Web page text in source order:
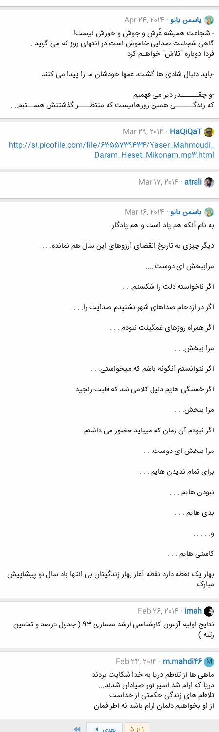
یاسمن بانو Apr 24, 2014
- شجاعت همیشه غُرش و جوش و خورش نیست!
گاهی شجاعت صدایی خاموش است در انتهای روز که می گوید :
فردا دوباره "تلاش" خواهـم کرد
-باید دنبال شادی ها گشت، غمها خودشان ما را پیدا می کنند
-و چقــــــدر دیر می فهمیم
که زندگــــــی همین روزهاییست که منتظــــر گذشتنش هســتیم.. .
HaQiQaT
Mar 29, 2014
http://s1.picofile.com/file/6355739434/Yaser_Mahmoudi_
Daram_Heset_Mikonam.mp3.html
atrali
Mar 17, 2014
یاسمن بانو Mar 16, 2014
به نام آنکه هم یاد است و هم یادگار
ﺩﯾﮕﺮ ﭼﯿﺰﯼ ﺑﻪ ﺗﺎﺭﯾﺦ ﺍﻧﻘﻀﺎﯼ ﺁﺭﺯﻭﻫﺎﯼ ﺍﯾﻦ ﺳﺎﻝ ﻫﻢ ﻧﻤﺎﻧﺪﻩ. . .
ﻣﺮﺍببخش ای دوست ....
ﺍﮔﺮ ﻧﺎﺧﻮﺍﺳﺘﻪ ﺩﻟﺖ ﺭﺍ ﺷﮑﺴﺘﻢ. . .
ﺍﮔﺮ ﺩﺭ ﺍﺯﺩﺣﺎﻡ ﺻﺪﺍﻫﺎﯼ ﺷﻬﺮ ﻧﺸﻨﯿﺪﻡ ﺻﺪﺍﯾﺖ ﺭﺍ. . .
ﺍﮔﺮ ﻫﻤﺮﺍﻩ ﺭﻭﺯﻫﺎﯼ ﻏﻤﮕﯿﻨﺖ ﻧﺒﻮﺩﻡ . . .
ﻣﺮﺍ ﺑﺒﺨﺶ. . .
ﺍﮔﺮ ﻧﺘﻮﺍﻧﺴﺘﻢ ﺁﻧﮕﻮﻧﻪ ﺑﺎﺷﻢ ﮐﻪ ﻣﯿﺨﻮﺍﺳﺘﯽ. . .
ﺍﮔﺮ ﺧﺴﺘﮕﯽ ﻫﺎﯾﻢ ﺩﻟﯿﻞ ﮐﻼﻣﯽ ﺷﺪ ﮐﻪ ﻗﻠﺒﺖ ﺭﻧﺠﯿﺪ
ﻣﺮﺍ ﺑﺒﺨﺶ. . .
ﺍﮔﺮ ﻧﺒﻮﺩﻡ ﺁﻥ ﺯﻣﺎﻥ ﮐﻪ ﻣﯿﺒﺎﯾﺪ ﺣﻀﻮﺭ ﻣﯽ ﺩﺍﺷﺘﻢ
ﻣﺮﺍ ﺑﺒﺨﺶ ای دوست. . .
ﺑﺮﺍﯼ ﺗﻤﺎﻡ ﻧﺪﯾﺪﻥ ﻫﺎﯾﻢ . . .
ﻧﺒﻮﺩﻥ ﻫﺎﯾﻢ . . .
ﺑﺪﯼ ﻫﺎﯾﻢ . . .
ﻭ. . . . .
ﮐﺎﺳﺘﯽ ﻫﺎﯾﻢ . . .
بهار یک نقطه دارد نقطه آغاز بهار زندگیتان بی انتها باد سال نو پیشاپیش
مبارک
imah
Feb 26, 2014
نتایج اولیه آزمون کارشناسی ارشد معماری 93 ( جدول درصد و تخمین
رتبه )
M
m.mahdi46
Feb 24, 2014
ماهی ها از تلاطم دریا به خدا شکایت بردند
دریا که ارام شد اسیر تور صیادان شدند...
تلاطم های زندگی حکمتی از خداست
از او بخواهیم دلمان ارام باشد نه اطرافمان
1 از 5